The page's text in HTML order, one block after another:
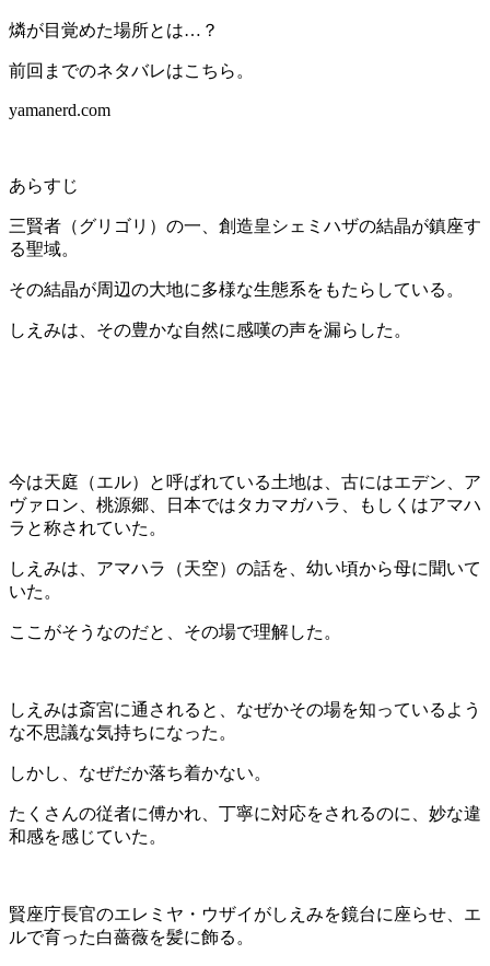
燐が目覚めた場所とは…？
前回までのネタバレはこちら。
yamanerd.com
あらすじ
三賢者（グリゴリ）の一、創造皇シェミハザの結晶が鎮座す
る聖域。
その結晶が周辺の大地に多様な生態系をもたらしている。
しえみは、その豊かな自然に感嘆の声を漏らした。
今は天庭（エル）と呼ばれている土地は、古にはエデン、ア
ヴァロン、桃源郷、日本ではタカマガハラ、もしくはアマハ
ラと称されていた。
しえみは、アマハラ（天空）の話を、幼い頃から母に聞いて
いた。
ここがそうなのだと、その場で理解した。
しえみは斎宮に通されると、なぜかその場を知っているよう
な不思議な気持ちになった。
しかし、なぜだか落ち着かない。
たくさんの従者に傅かれ、丁寧に対応をされるのに、妙な違
和感を感じていた。
賢座庁長官のエレミヤ・ウザイがしえみを鏡台に座らせ、エ
ルで育った白薔薇を髪に飾る。